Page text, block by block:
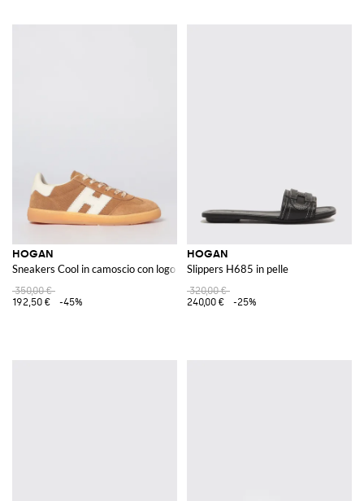
HOGAN
Sneakers Cool in camoscio con logo
350,00 €
192,50 €
-45%
HOGAN
Slippers H685 in pelle
320,00 €
240,00 €
-25%